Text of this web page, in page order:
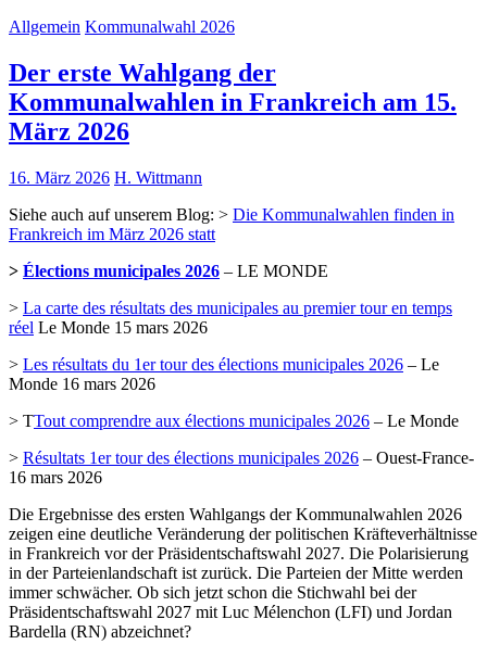
Allgemein Kommunalwahl 2026
Der erste Wahlgang der
Kommunalwahlen in Frankreich am 15.
März 2026
16. März 2026 H. Wittmann
Siehe auch auf unserem Blog: > Die Kommunalwahlen finden in
Frankreich im März 2026 statt
> Élections municipales 2026 – LE MONDE
> La carte des résultats des municipales au premier tour en temps
réel Le Monde 15 mars 2026
> Les résultats du 1er tour des élections municipales 2026 – Le
Monde 16 mars 2026
> TTout comprendre aux élections municipales 2026 – Le Monde
> Résultats 1er tour des élections municipales 2026 – Ouest-France-
16 mars 2026
Die Ergebnisse des ersten Wahlgangs der Kommunalwahlen 2026
zeigen eine deutliche Veränderung der politischen Kräfteverhältnisse
in Frankreich vor der Präsidentschaftswahl 2027. Die Polarisierung
in der Parteienlandschaft ist zurück. Die Parteien der Mitte werden
immer schwächer. Ob sich jetzt schon die Stichwahl bei der
Präsidentschaftswahl 2027 mit Luc Mélenchon (LFI) und Jordan
Bardella (RN) abzeichnet?